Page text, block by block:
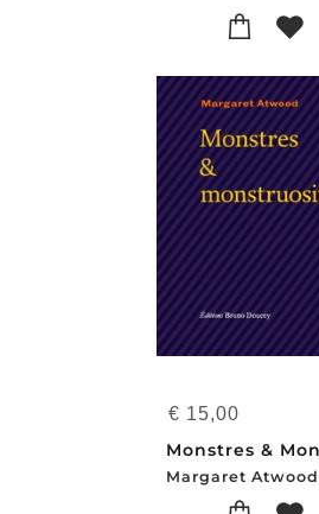
€ 15,00
Margaret Atwood